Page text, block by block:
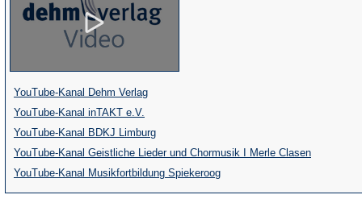
YouTube-Kanal Dehm Verlag(Öffnet
einem
neuen
Tab)
YouTube-Kanal inTAKT e.V.
in
einem
neuen
Tab)
YouTube-Kanal BDKJ Limburg(Öffnet
in
einem
neuen
YouTube-Kanal Geistliche Lieder und Chormusik I Merle Clasen(Öffnet
einem
YouTube-Kanal Musikfortbildung Spiekeroog(Öffnet
in